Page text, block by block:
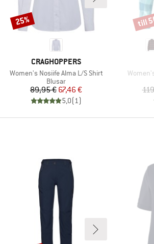
VARUMÄRKE
CRAGHOPPERS
Produkter
Women's Nosiife Alma L/S Shirt
Produktgrupp
Blusar
Pris
89,95 €Reducerat pris
67,46 €
5,0(1)
Rabatt
25% till